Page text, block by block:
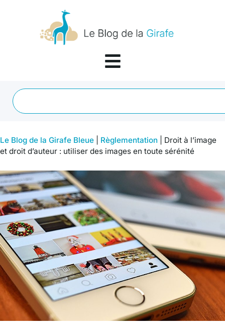
Le Blog de la Girafe Bleue Règlementation
Droit à l’image
et droit d’auteur : utiliser des images en toute sérénité